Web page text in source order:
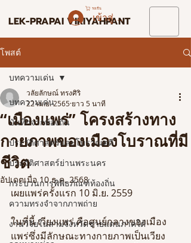
LEK-PRAPAI VIRIYAHPANT
รถเข็น
เข้าสู่ระบบ
โพสต์
บทความเด่น
บันทึกจากท้องถิ่น
ประวัติศาสตร์และโบราณคดี
ประวัติศาสตร์ย่านพระนคร
กระบวนการพิพิธภัณฑ์ท้องถิ่น
ความทรงจำจากภาพถ่าย
งานวิจัยในสามจังหวัดชายแดนภาคใต้
บทความเด่น
“เมืองแพร่” โครงสร้างทาง
กายภาพของเมืองโบราณที่มี
ชีวิต
วลัยลักษณ์ ทรงศิริ
22 เม.ย. 2565 ยาว 5 นาที
อัปเดตเมื่อ10 ธ.ค. 2568
เผยแพร่ครั้งแรก 10 มิ.ย. 2559
ในที่นี้ เวียงแพร่ คือศูนย์กลางของเมือง
แพร่ซึ่งมีลักษณะทางกายภาพเป็นเวียง